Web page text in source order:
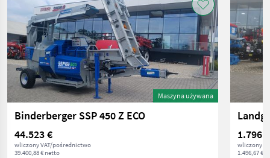
Maszyna używana
Binderberger SSP 450 Z ECO
44.523 €
wliczony VAT/pośrednictwo
39.400,88 € netto
1.796 €
wliczony
1.496,67 €